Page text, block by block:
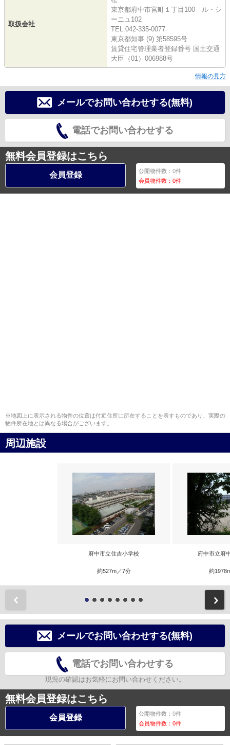
取扱会社
東京都府中市宮町１丁目100 ル・シ
ーニュ102
TEL:042-335-0077
東京都知事 (9) 第58595号
賃貸住宅管理業者登録番号 国土交通
大臣（01）006988号
情報の見方
メールでお問い合わせする(無料)
電話でお問い合わせする
無料会員登録はこちら
会員登録 公開物件数：0件
会員物件数：0件
※地図上に表示される物件の位置は付近住所に所在することを表すものであり、実際の
物件所在地とは異なる場合がございます。
周辺施設
府中市立住吉小学校
約527m／7分
府中市立府
約
メールでお問い合わせする(無料)
電話でお問い合わせする
現況の確認はお気軽にお問い合わせください。
無料会員登録はこちら
会員登録 公開物件数：0件
会員物件数：0件